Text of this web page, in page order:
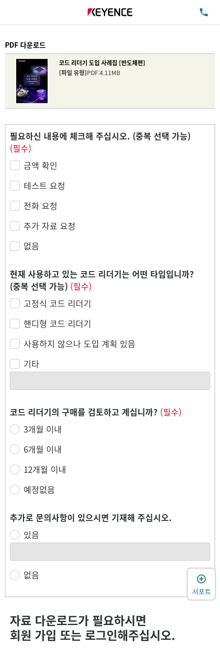
PDF 다운로드
코드 리더기 도입 사례집 [반도체편]
[파일 유형]PDF:4.11MB
필요하신 내용에 체크해 주십시오. (중복 선택 가능)
(필수)
금액 확인
테스트 요청
전화 요청
추가 자료 요청
없음
현재 사용하고 있는 코드 리더기는 어떤 타입입니까?
(중복 선택 가능) (필수)
고정식 코드 리더기
핸디형 코드 리더기
사용하지 않으나 도입 계획 있음
기타
코드 리더기의 구매를 검토하고 계십니까? (필수)
3개월 이내
6개월 이내
12개월 이내
예정없음
추가로 문의사항이 있으시면 기재해 주십시오.
있음
없음
자료 다운로드가 필요하시면
회원 가입 또는 로그인해주십시오.
서포트